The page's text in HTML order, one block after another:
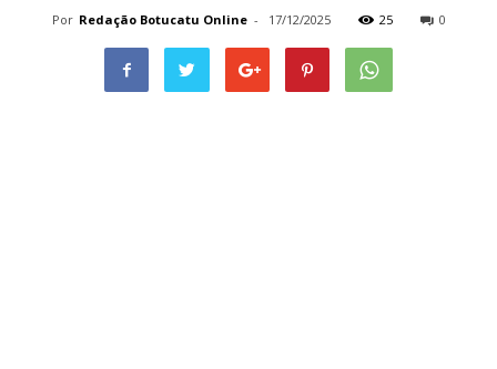
Por Redação Botucatu Online - 17/12/2025 25 0